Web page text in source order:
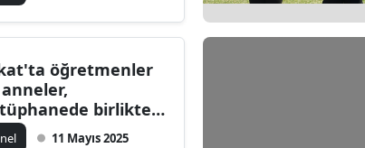
öğretmenler
birlikte
okuyor11 Mayıs 2025